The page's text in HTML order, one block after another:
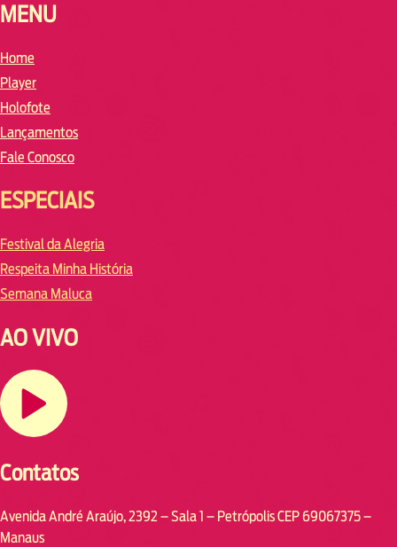
MENU
Home
Player
Holofote
Lançamentos
Fale Conosco
ESPECIAIS
Festival da Alegria
Respeita Minha História
Semana Maluca
AO VIVO
Contatos
Avenida André Araújo, 2392 – Sala 1 – Petrópolis CEP 69067375 –
Manaus